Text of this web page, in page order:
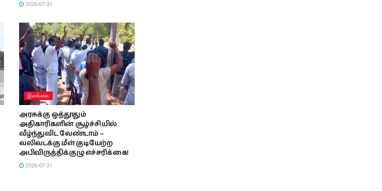
2026-07-31
இலங்கை
அரசுக்கு ஒத்தூதும்
அதிகாரிகளின் சூழ்ச்சியில்
வீழ்ந்துவிட வேண்டாம் –
வலிவடக்கு மீள் குடியேற்ற
அபிவிருத்திக்குழு எச்சரிக்கை!
2026-07-31